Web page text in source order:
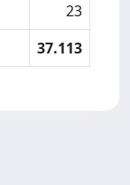
23
37.113